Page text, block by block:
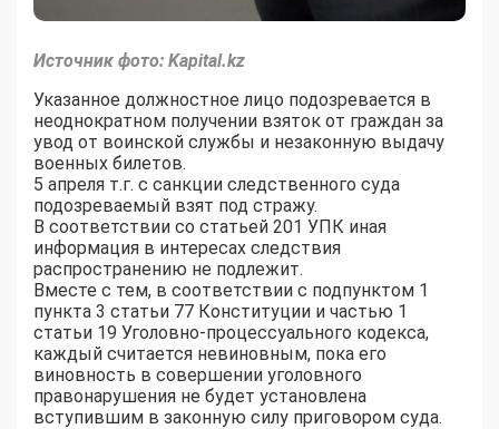
Источник фото: Kapital.kz
Указанное должностное лицо подозревается в
неоднократном получении взяток от граждан за
увод от воинской службы и незаконную выдачу
военных билетов.
5 апреля т.г. с санкции следственного суда
подозреваемый взят под стражу.
В соответствии со статьей 201 УПК иная
информация в интересах следствия
распространению не подлежит.
Вместе с тем, в соответствии c подпунктом 1
пункта 3 статьи 77 Конституции и частью 1
статьи 19 Уголовно-процессуального кодекса,
каждый считается невиновным, пока его
виновность в совершении уголовного
правонарушения не будет установлена
вступившим в законную силу приговором суда.